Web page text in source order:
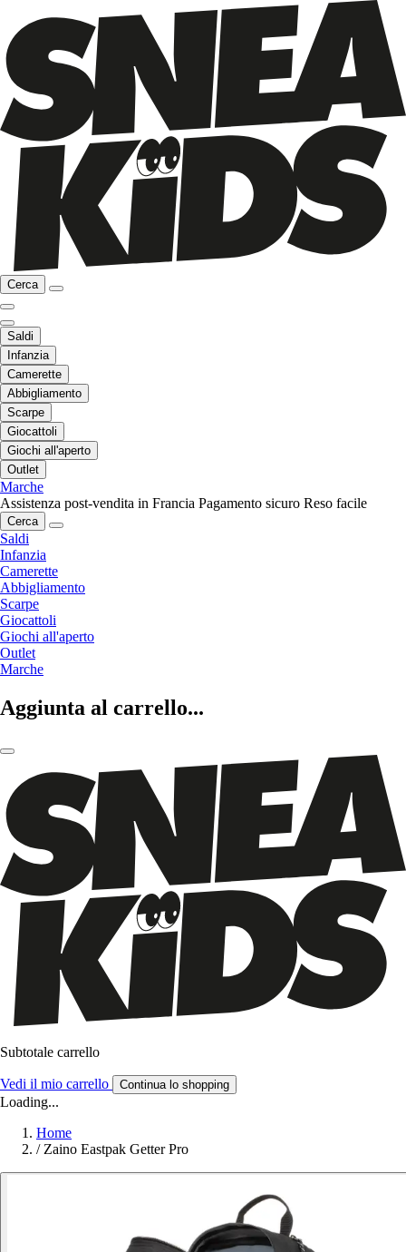
Cerca
Saldi
Infanzia
Camerette
Abbigliamento
Scarpe
Giocattoli
Giochi all'aperto
Outlet
Marche
Assistenza post-vendita in Francia Pagamento sicuro Reso facile
Cerca
Saldi
Infanzia
Camerette
Abbigliamento
Scarpe
Giocattoli
Giochi all'aperto
Outlet
Marche
Aggiunta al carrello...
Subtotale carrello
Vedi il mio carrello Continua lo shopping
Loading...
Home
/ Zaino Eastpak Getter Pro